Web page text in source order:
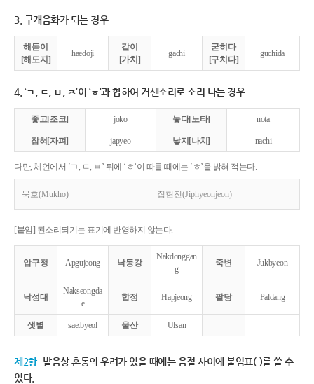
3. 구개음화가 되는 경우
해돋이
[해도지]
haedoji
같이
[가치]
gachi
굳히다
[구치다]
guchida
4. ‘ㄱ, ㄷ, ㅂ, ㅈ’이 ‘ㅎ’과 합하여 거센소리로 소리 나는 경우
좋고[조코] joko 놓다[노타] nota
잡혀[자펴] japyeo 낳지[나치] nachi
다만, 체언에서 ‘ㄱ, ㄷ, ㅂ’ 뒤에 ‘ㅎ’이 따를 때에는 ‘ㅎ’을 밝혀 적는다.
묵호(Mukho) 집현전(Jiphyeonjeon)
[붙임] 된소리되기는 표기에 반영하지 않는다.
압구정 Apgujeong 낙동강
Nakdonggan
g
죽변 Jukbyeon
낙성대
Nakseongda
e
합정 Hapjeong 팔당 Paldang
샛별 saetbyeol 울산 Ulsan
제2항 발음상 혼동의 우려가 있을 때에는 음절 사이에 붙임표(-)를 쓸 수
있다.